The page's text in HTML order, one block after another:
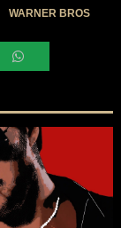
WARNER BROS